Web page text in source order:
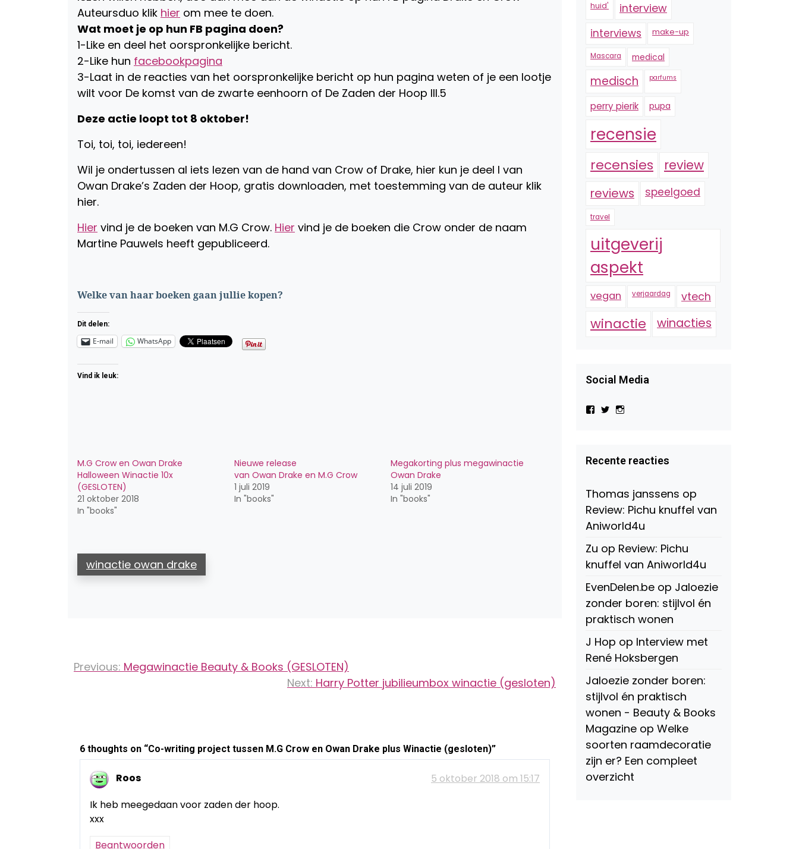
Auteursduo klik hier om mee te doen.
Wat moet je op hun FB pagina doen?
1-Like en deel het oorspronkelijke bericht.
2-Like hun facebookpagina
3-Laat in de reacties van het oorspronkelijke bericht op hun pagina weten of je een lootje
wilt voor De komst van de zwarte eenhoorn of De Zaden der Hoop III.5
Deze actie loopt tot 8 oktober!
Toi, toi, toi, iedereen!
Wil je ondertussen al iets lezen van de hand van Crow of Drake, hier kun je deel I van
Owan Drake’s Zaden der Hoop, gratis downloaden, met toestemming van de auteur klik
hier.
Hier vind je de boeken van M.G Crow. Hier vind je de boeken die Crow onder de naam
Martine Pauwels heeft gepubliceerd.
Welke van haar boeken gaan jullie kopen?
Dit delen:
E-mail WhatsApp
Vind ik leuk:
M.G Crow en Owan Drake
Halloween Winactie 10x
(GESLOTEN)
21 oktober 2018
In "books"
Nieuwe release
van Owan Drake en M.G Crow
1 juli 2019
In "books"
Megakorting plus megawinactie
Owan Drake
14 juli 2019
In "books"
winactie owan drake
Bericht
navigatie
Previous: Megawinactie Beauty & Books (GESLOTEN)
Next: Harry Potter jubilieumbox winactie (gesloten)
6 thoughts on “Co-writing project tussen M.G Crow en Owan Drake plus Winactie (gesloten)”
Roos
5 oktober 2018 om 15:17
Ik heb meegedaan voor zaden der hoop.
xxx
Beantwoorden
huid' interview
interviews make-up
Mascara medical
medisch parfums
perry pierik pupa
recensie
recensies review
reviews speelgoed
travel
uitgeverij
aspekt
vegan verjaardag vtech
winactie winacties
Social Media
Bekijk
Beauty-
147775071915783/?
Facebook
Bekijk
op
Twitter
op
Instagram
Recente reacties
Thomas janssens op
Review: Pichu knuffel van
Aniworld4u
Zu op Review: Pichu
knuffel van Aniworld4u
EvenDelen.be op Jaloezie
zonder boren: stijlvol én
praktisch wonen
J Hop op Interview met
René Hoksbergen
Jaloezie zonder boren:
stijlvol én praktisch
wonen - Beauty & Books
Magazine op Welke
soorten raamdecoratie
zijn er? Een compleet
overzicht